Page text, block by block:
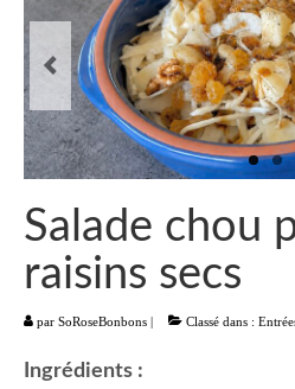
Pinterest
Facebook
Liste
Entrées
Aumônières Feuilletés
Blinis Cakes
Salades Verrines
Tartinades Tartines
Salade chou
raisins secs
par SoRoseBonbons | Classé dans :
Ingrédients :